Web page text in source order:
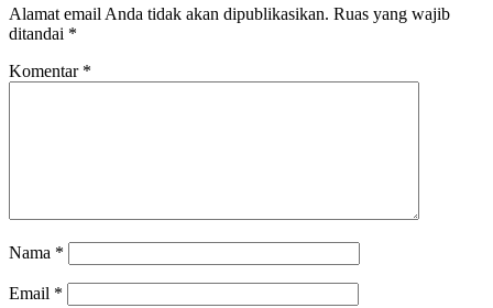
Alamat email Anda tidak akan dipublikasikan. Ruas yang wajib
ditandai *
Komentar *
Nama *
Email *